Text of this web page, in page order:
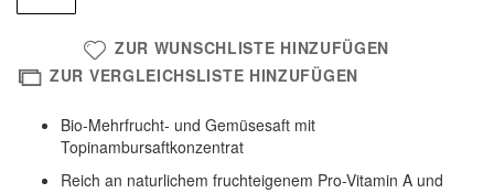
ZUR WUNSCHLISTE HINZUFÜGEN
ZUR VERGLEICHSLISTE HINZUFÜGEN
Bio-Mehrfrucht- und Gemüsesaft mit
Topinambursaftkonzentrat
Reich an naturlichem fruchteigenem Pro-Vitamin A und